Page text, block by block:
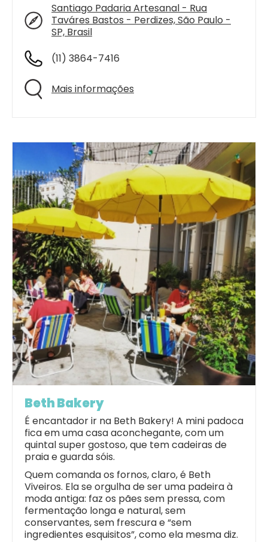
Santiago Padaria Artesanal - Rua
Taváres Bastos - Perdizes, São Paulo -
SP, Brasil
(11) 3864-7416
Mais informações
Beth Bakery
É encantador ir na Beth Bakery! A mini padoca
fica em uma casa aconchegante, com um
quintal super gostoso, que tem cadeiras de
praia e guarda sóis.
Quem comanda os fornos, claro, é Beth
Viveiros. Ela se orgulha de ser uma padeira à
moda antiga: faz os pães sem pressa, com
fermentação longa e natural, sem
conservantes, sem frescura e “sem
ingredientes esquisitos”, como ela mesma diz.